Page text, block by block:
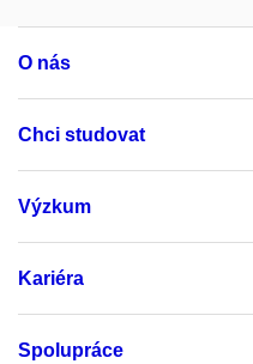
O nás
Chci studovat
Výzkum
Kariéra
Spolupráce